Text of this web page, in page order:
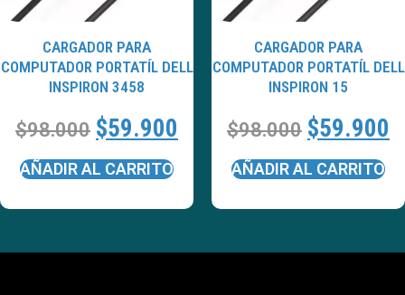
CARGADOR PARA
COMPUTADOR PORTATÍL DELL
INSPIRON 3458
$98.000 $59.900
AÑADIR AL CARRITO
CARGADOR PARA
COMPUTADOR PORTATÍL DELL
INSPIRON 15
$98.000 $59.900
AÑADIR AL CARRITO